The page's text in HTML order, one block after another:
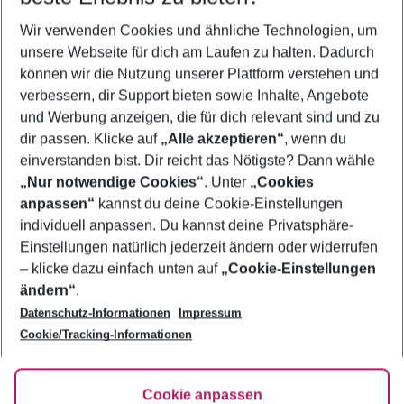
2 Erwachsene Keine Kinder
Mehr Filter anzeigen
Footer
Footer navigation
Über uns
AGB
Bestpreisgarantie
Cookie-Einstellungen ändern
Cookie-Richtlinie
Agenturbetreuung
Barrierefreies Reisen
FAQ
HanseMerkur Reiseversicherung
Folge uns
Wir verwenden Cookies und ähnliche Technologien, um
unsere Webseite für dich am Laufen zu halten. Dadurch
können wir die Nutzung unserer Plattform verstehen und
verbessern, dir Support bieten sowie Inhalte, Angebote
und Werbung anzeigen, die für dich relevant sind und zu
dir passen. Klicke auf „Alle akzeptieren“, wenn du
einverstanden bist. Dir reicht das Nötigste? Dann wähle
„Nur notwendige Cookies“. Unter „Cookies
anpassen“ kannst du deine Cookie-Einstellungen
individuell anpassen. Du kannst deine Privatsphäre-
Einstellungen natürlich jederzeit ändern oder widerrufen
– klicke dazu einfach unten auf „Cookie-Einstellungen
ändern“.
Datenschutz-Informationen
Impressum
Cookie/Tracking-Informationen
Cookie anpassen